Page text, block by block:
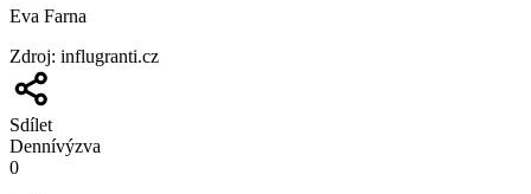
Eva Farna
Zdroj: influgranti.cz
Sdílet
Dennívýzva
0